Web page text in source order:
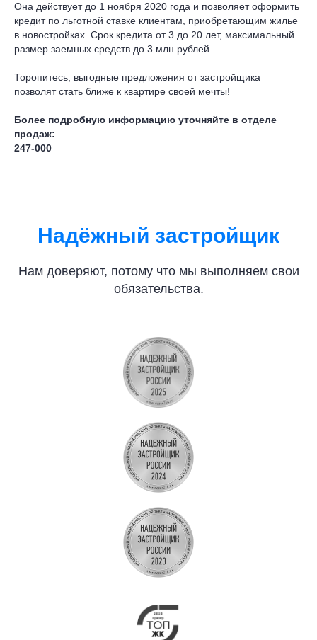
Она действует до 1 ноября 2020 года и позволяет оформить
кредит по льготной ставке клиентам, приобретающим жилье
в новостройках. Срок кредита от 3 до 20 лет, максимальный
размер заемных средств до 3 млн рублей.
Торопитесь, выгодные предложения от застройщика
позволят стать ближе к квартире своей мечты!
Более подробную информацию уточняйте в отделе
продаж:
247-000
Надёжный застройщик
Нам доверяют, потому что мы выполняем свои
обязательства.